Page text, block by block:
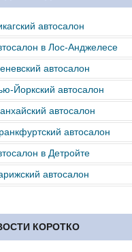
Citroen Dacia
Dodge
Ford Great
Geely
автосалон
в Лос-Анджелесе
автосалон
Йоркский автосалон
автосалон
автосалон
в Детройте
автосалон
КОРОТКО